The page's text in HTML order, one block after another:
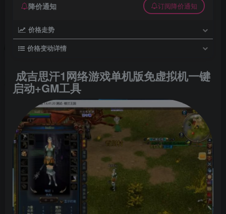
降价通知 订阅降价通知
价格走势
价格变动详情
成吉思汗1网络游戏单机版免虚拟机一键
启动+GM工具